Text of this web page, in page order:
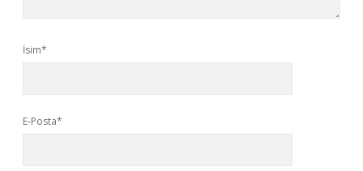
İsim*
E-Posta*